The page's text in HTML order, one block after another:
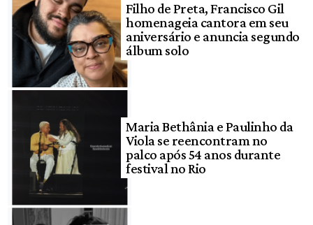
Filho de Preta, Francisco Gil
homenageia cantora em seu
aniversário e anuncia segundo
álbum solo
Maria Bethânia e Paulinho da
Viola se reencontram no
palco após 54 anos durante
festival no Rio